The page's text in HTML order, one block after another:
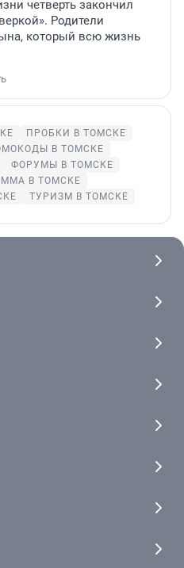
четверть закончил
Родители
который всю жизнь
ПРОБКИ В ТОМСКЕ
В ТОМСКЕ
ФОРУМЫ В ТОМСКЕ
В ТОМСКЕ
ТУРИЗМ В ТОМСКЕ